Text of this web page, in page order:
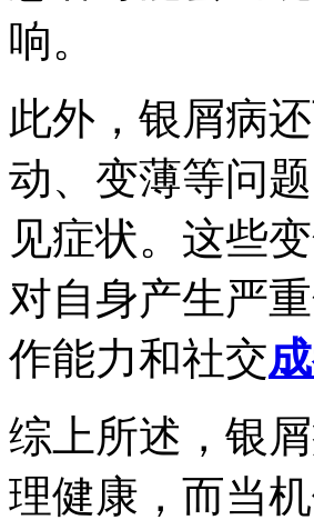
响。
此外，银屑病
动、变薄等问
见症状。这些
对自身产生严
作能力和社交
综上所述，银
理健康，而当